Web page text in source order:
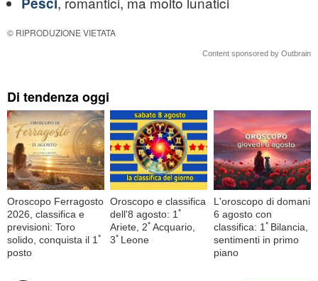
© RIPRODUZIONE VIETATA
Content sponsored by Outbrain
Di tendenza oggi
Oroscopo Ferragosto
2026, classifica e
previsioni: Toro
solido, conquista il 1ﾟ
posto
Oroscopo e classifica
dell'8 agosto: 1ﾟ
Ariete, 2ﾟAcquario,
3ﾟLeone
L'oroscopo di domani
6 agosto con
classifica: 1ﾟBilancia,
sentimenti in primo
piano